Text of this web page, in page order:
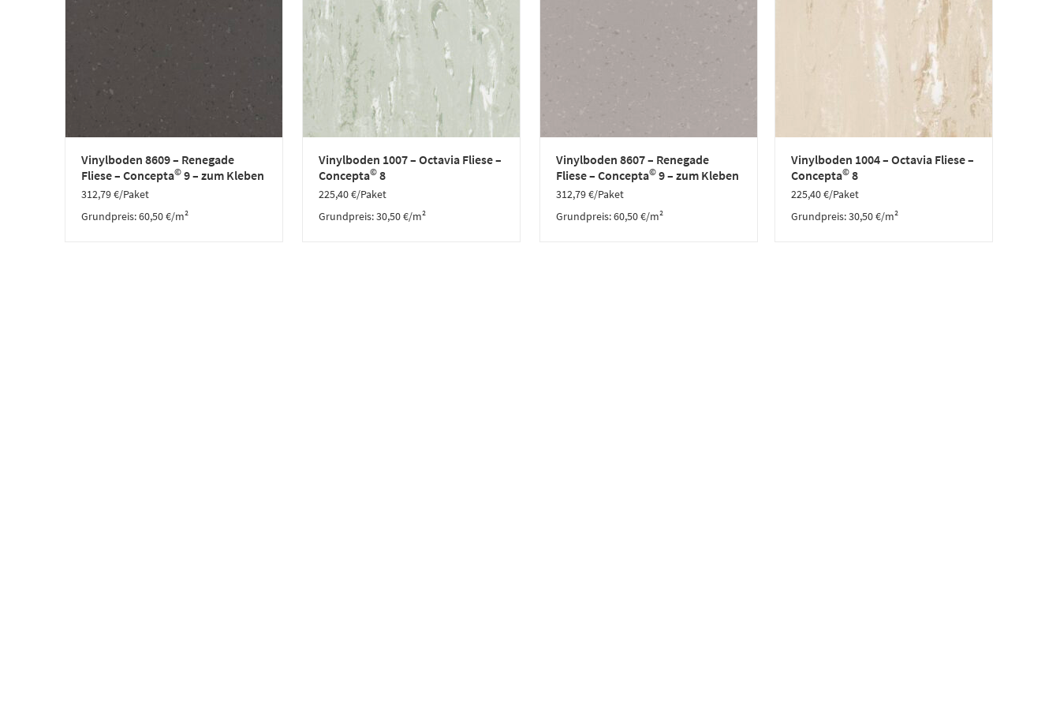
Vinylboden 8609 – Renegade
Fliese – Concepta© 9 – zum Kleben
312,79€/Paket
Grundpreis:60,50€/m²
Vinylboden 1007 – Octavia Fliese –
Concepta© 8
225,40€/Paket
Grundpreis:30,50€/m²
Vinylboden 8607 – Renegade
Fliese – Concepta©9 – zum Kleben
312,79€/Paket
Grundpreis:60,50€/m²
Vinylboden 1004 – Octavia Fliese –
Concepta© 8
225,40€/Paket
Grundpreis:30,50€/m²